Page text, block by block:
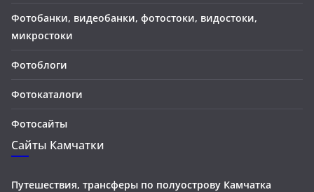
Фотобанки, видеобанки, фотостоки, видостоки,
микростоки
Фотоблоги
Фотокаталоги
Фотосайты
Сайты Камчатки
Путешествия, трансферы по полуострову Камчатка